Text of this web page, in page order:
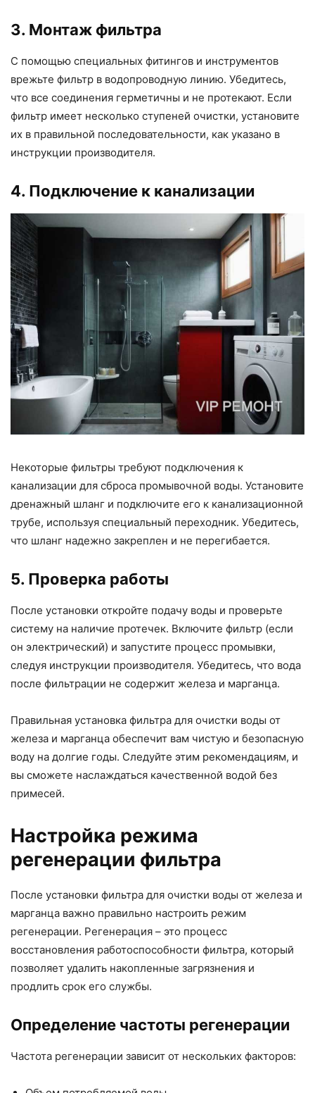
3. Монтаж фильтра
С помощью специальных фитингов и инструментов
врежьте фильтр в водопроводную линию. Убедитесь,
что все соединения герметичны и не протекают. Если
фильтр имеет несколько ступеней очистки, установите
их в правильной последовательности, как указано в
инструкции производителя.
4. Подключение к канализации
Некоторые фильтры требуют подключения к
канализации для сброса промывочной воды. Установите
дренажный шланг и подключите его к канализационной
трубе, используя специальный переходник. Убедитесь,
что шланг надежно закреплен и не перегибается.
5. Проверка работы
После установки откройте подачу воды и проверьте
систему на наличие протечек. Включите фильтр (если
он электрический) и запустите процесс промывки,
следуя инструкции производителя. Убедитесь, что вода
после фильтрации не содержит железа и марганца.
Правильная установка фильтра для очистки воды от
железа и марганца обеспечит вам чистую и безопасную
воду на долгие годы. Следуйте этим рекомендациям, и
вы сможете наслаждаться качественной водой без
примесей.
Настройка режима
регенерации фильтра
После установки фильтра для очистки воды от железа и
марганца важно правильно настроить режим
регенерации. Регенерация – это процесс
восстановления работоспособности фильтра, который
позволяет удалить накопленные загрязнения и
продлить срок его службы.
Определение частоты регенерации
Частота регенерации зависит от нескольких факторов: